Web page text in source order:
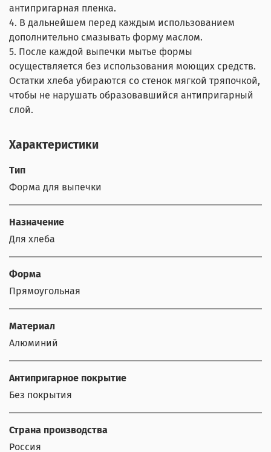
антипригарная пленка.
4. В дальнейшем перед каждым использованием
дополнительно смазывать форму маслом.
5. После каждой выпечки мытье формы
осуществляется без использования моющих средств.
Остатки хлеба убираются со стенок мягкой тряпочкой,
чтобы не нарушать образовавшийся антипригарный
слой.
Характеристики
Тип
Форма для выпечки
Назначение
Для хлеба
Форма
Прямоугольная
Материал
Алюминий
Антипригарное покрытие
Без покрытия
Страна производства
Россия